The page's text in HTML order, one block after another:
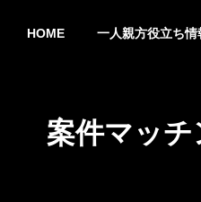
HOME 一人親方役立ち情
案件マッ